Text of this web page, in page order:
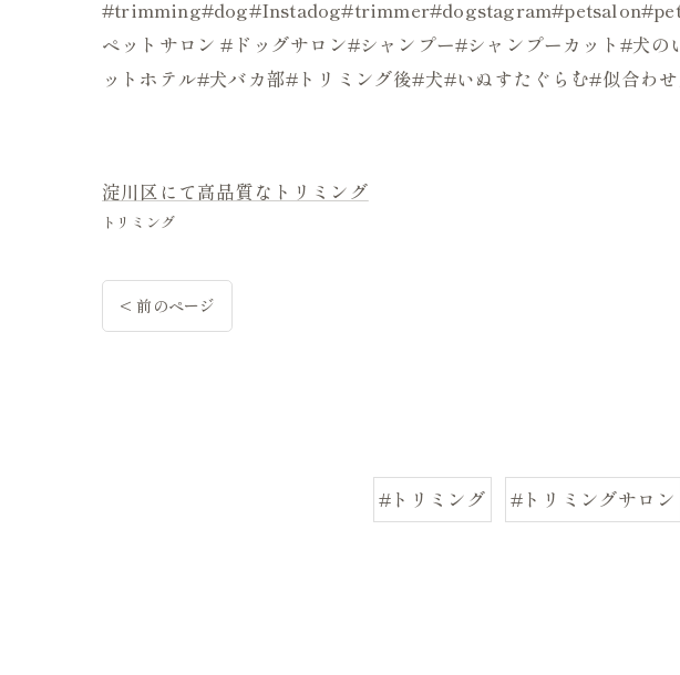
ペットサロン #ドッグサロン#シャンプー#シャンプーカット#犬
ットホテル#犬バカ部#トリミング後#犬#いぬすたぐらむ#似合わ
淀川区にて高品質なトリミング
トリミング
< 前のページ
#トリミング #トリミングサロン